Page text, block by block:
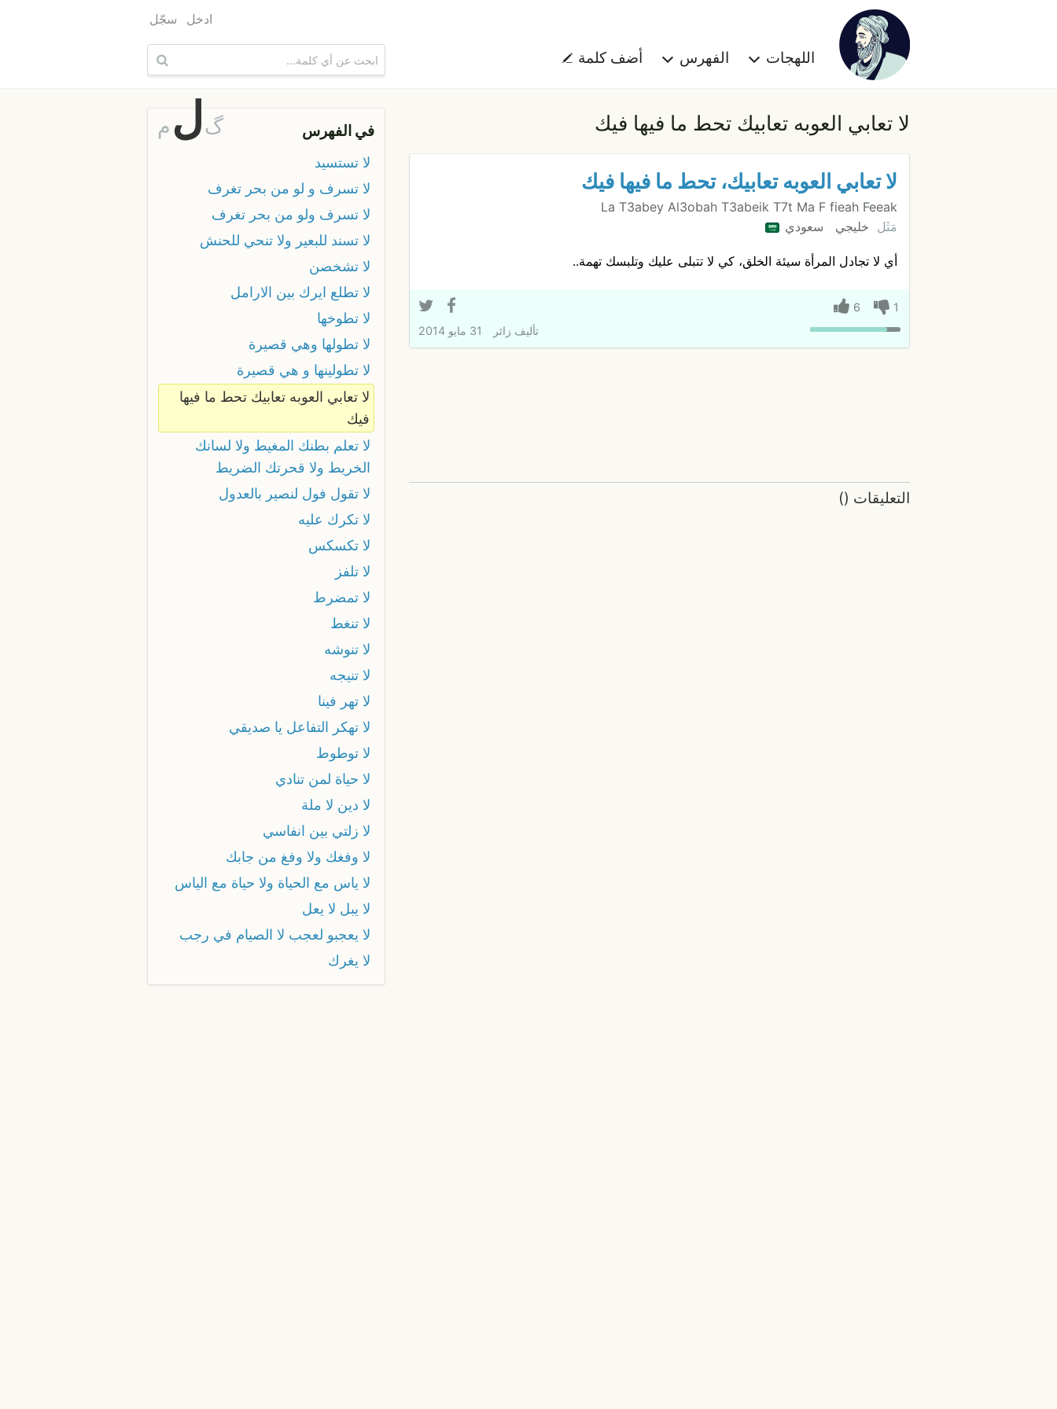
اللهجات الفهرس أضف كلمة
ادخل سجّل
لا تعابي العوبه تعابيك تحط ما فيها فيك
لا تعابي العوبه تعابيك، تحط ما فيها فيك
La T3abey Al3obah T3abeik T7t Ma F fieah Feeak
مَثَل خليجي سعودي
أي لا تجادل المرأة سيئة الخلق، كي لا تتبلى عليك وتلبسك تهمة..
1
6
تأليف زائر 31 مايو 2014
التعليقات (
)
في الفهرس گل م
لا تستسيد
لا تسرف و لو من بحر تغرف
لا تسرف ولو من بحر تغرف
لا تسند للبعير ولا تنحي للحنش
لا تشخصن
لا تطلع ايرك بين الارامل
لا تطوخها
لا تطولها وهي قصيرة
لا تطولينها و هي قصيرة
لا تعابي العوبه تعابيك تحط ما فيها
فيك
لا تعلم بطنك المغيط ولا لسانك
الخريط ولا قحرتك الضريط
لا تقول فول لنصير بالعدول
لا تكرك عليه
لا تكسكس
لا تلفز
ﻻ تمضرط
لا تنغط
لا تنوشه
لا تنيجه
لا تهر فينا
لا تهكر التفاعل يا صديقي
لا توطوط
لا حياة لمن تنادي
لا دين لا ملة
لا زلتي بين انفاسي
لا وفغك ولا وفغ من جابك
لا ياس مع الحياة ولا حياة مع الياس
لا يبل لا يعل
لا يعجبو لعجب لا الصيام في رجب
لا يغرك